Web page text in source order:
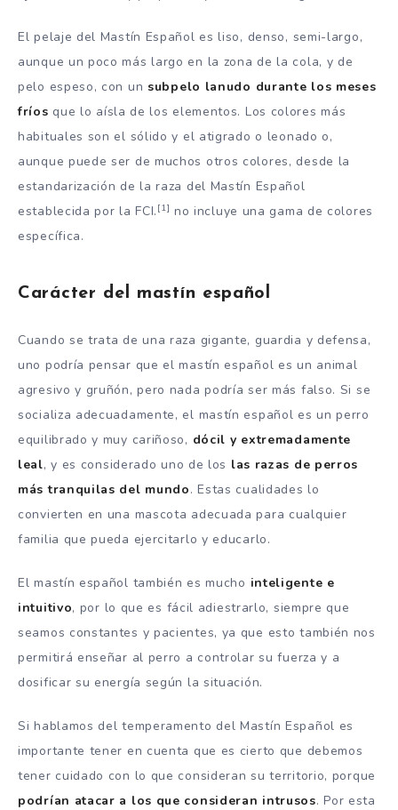
El pelaje del Mastín Español es liso, denso, semi-largo,
aunque un poco más largo en la zona de la cola, y de
pelo espeso, con un subpelo lanudo durante los meses
fríos que lo aísla de los elementos. Los colores más
habituales son el sólido y el atigrado o leonado o,
aunque puede ser de muchos otros colores, desde la
estandarización de la raza del Mastín Español
establecida por la FCI. [1] no incluye una gama de colores
específica.
Carácter del mastín español
Cuando se trata de una raza gigante, guardia y defensa,
uno podría pensar que el mastín español es un animal
agresivo y gruñón, pero nada podría ser más falso. Si se
socializa adecuadamente, el mastín español es un perro
equilibrado y muy cariñoso, dócil y extremadamente
leal, y es considerado uno de los las razas de perros
más tranquilas del mundo. Estas cualidades lo
convierten en una mascota adecuada para cualquier
familia que pueda ejercitarlo y educarlo.
El mastín español también es mucho inteligente e
intuitivo, por lo que es fácil adiestrarlo, siempre que
seamos constantes y pacientes, ya que esto también nos
permitirá enseñar al perro a controlar su fuerza y ​​a
dosificar su energía según la situación.
Si hablamos del temperamento del Mastín Español es
importante tener en cuenta que es cierto que debemos
tener cuidado con lo que consideran su territorio, porque
podrían atacar a los que consideran intrusos. Por esta